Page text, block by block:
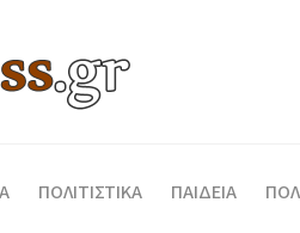
ΠΟΛΙΤΙΣΤΙΚΑ ΠΑΙΔΕΙΑ